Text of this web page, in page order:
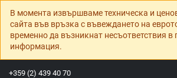
В момента извършваме техническа и
сайта във връзка с въвеждането на
временно да възникнат несъответствия в
информация.
+359 (2) 439 40 70